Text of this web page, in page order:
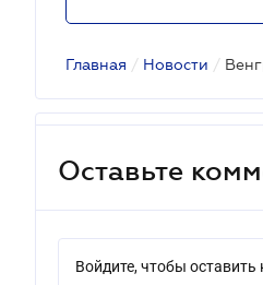
Главная / Новости /
Оставьте
Войдите, чтобы